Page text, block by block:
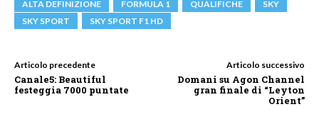
ALTA DEFINIZIONE FORMULA 1 QUALIFICHE
SKY
SKY SPORT
SKY SPORT F1 HD
Articolo precedente
Canale5: Beautiful
festeggia 7000 puntate
Articolo successivo
Domani su Agon Channel
gran finale di “Leyton
Orient”